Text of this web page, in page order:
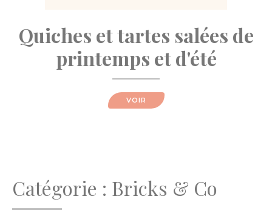
Quiches et tartes salées de
printemps et d'été
VOIR
Catégorie : Bricks & Co